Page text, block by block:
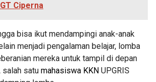
Ciperna
bisa ikut mendampingi anak-anak
menjadi pengalaman belajar, lomba
mereka untuk tampil di depan
salah satu mahasiswa KKN UPGRIS